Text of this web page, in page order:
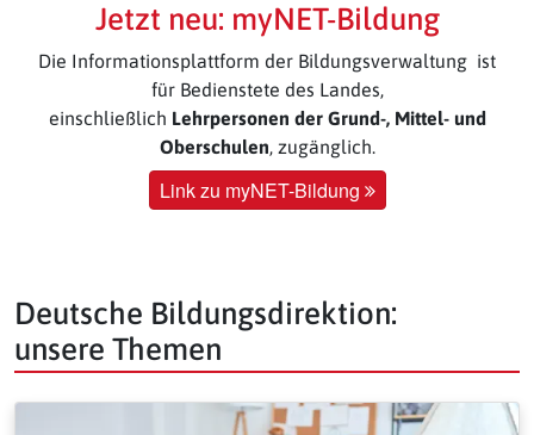
Jetzt neu: myNET-Bildung
Die Informationsplattform der Bildungsverwaltung ist
für Bedienstete des Landes,
einschließlich Lehrpersonen der Grund-, Mittel- und
Oberschulen, zugänglich.
Link zu myNET-Bildung
Deutsche Bildungsdirektion:
unsere Themen